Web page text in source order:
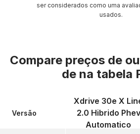
ser considerados como uma
usados.
Compare preços de
de na tabela
Versão
Xdrive 30e X
2.0 Hibrido Phev
Automatico